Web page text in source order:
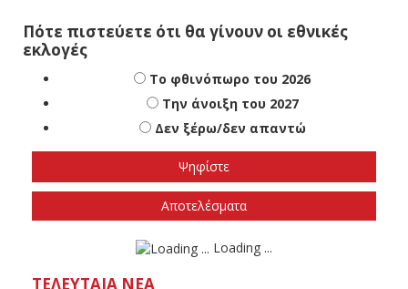
Πότε πιστεύετε ότι θα γίνουν οι εθνικές
εκλογές
Το φθινόπωρο του 2026
Την άνοιξη του 2027
Δεν ξέρω/δεν απαντώ